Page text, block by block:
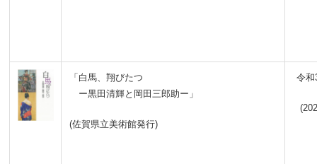
「白馬、翔びたつ
ー黒田清輝と岡田三郎助ー」
(佐賀県立美術館発行)
令和